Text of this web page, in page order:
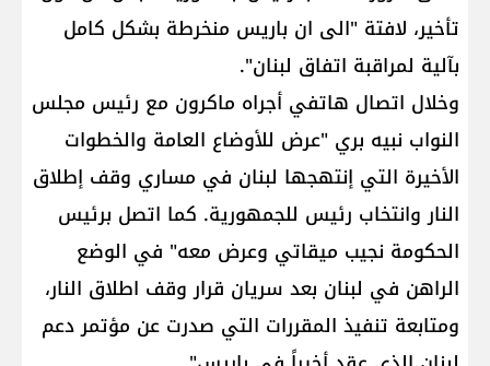
تأخير، لافتة "الى ان باريس منخرطة بشكل كامل
بآلية لمراقبة اتفاق لبنان".
وخلال اتصال هاتفي أجراه ماكرون مع رئيس مجلس
النواب نبيه بري "عرض للأوضاع العامة والخطوات
الأخيرة التي إنتهجها لبنان في مساري وقف إطلاق
النار وانتخاب رئيس للجمهورية. كما اتصل برئيس
الحكومة نجيب ميقاتي وعرض معه" في الوضع
الراهن في لبنان بعد سريان قرار وقف اطلاق النار،
ومتابعة تنفيذ المقررات التي صدرت عن مؤتمر دعم